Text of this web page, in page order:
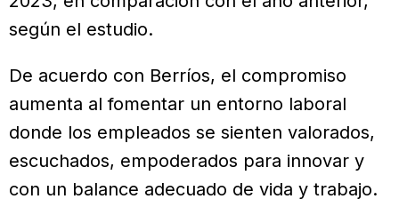
según el estudio.
De acuerdo con Berríos, el compromiso
aumenta al fomentar un entorno laboral
donde los empleados se sienten valorados,
escuchados, empoderados para innovar y
con un balance adecuado de vida y trabajo.